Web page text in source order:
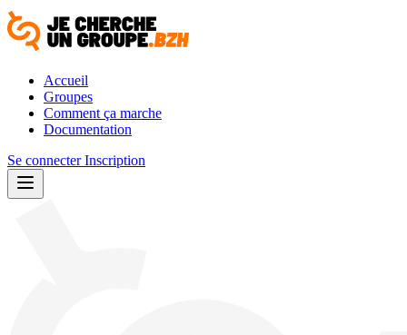
Accueil
Groupes
Comment ça marche
Documentation
Se connecterInscription